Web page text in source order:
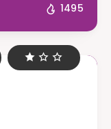
1495